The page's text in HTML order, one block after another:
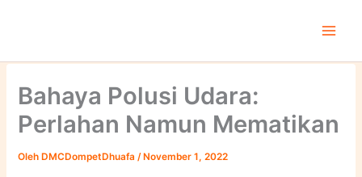
Bahaya Polusi Udara:
Perlahan Namun Mematikan
Oleh DMCDompetDhuafa/ November 1, 2022